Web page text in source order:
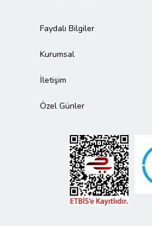
Faydalı Bilgiler
Kurumsal
İletişim
Özel Günler